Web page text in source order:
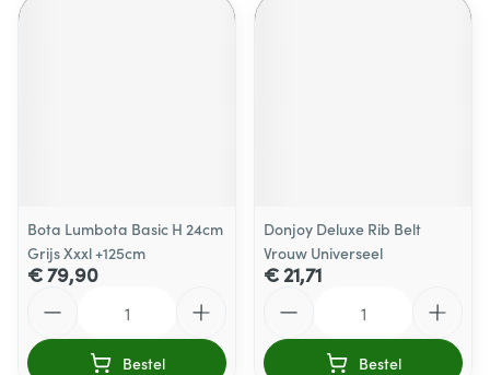
Bota Lumbota Basic H 24cm
Grijs Xxxl +125cm
€ 79,90
Bestel
Donjoy Deluxe Rib Belt
Vrouw Universeel
€ 21,71
Bestel